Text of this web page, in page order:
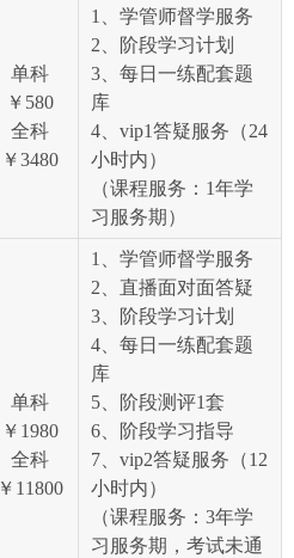
单科
￥580
全科
￥3480
1、学管师督学服务
2、阶段学习计划
3、每日一练配套题
库
4、vip1答疑服务（24
小时内）
（课程服务：1年学
习服务期）
单科
￥1980
全科
￥11800
1、学管师督学服务
2、直播面对面答疑
3、阶段学习计划
4、每日一练配套题
库
5、阶段测评1套
6、阶段学习指导
7、vip2答疑服务（12
小时内）
（课程服务：3年学
习服务期，考试未通